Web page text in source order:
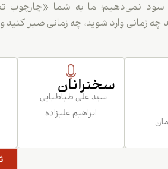
سود نمی‌دهیم؛ ما به شما «چارچوب
چه زمانی وارد شوید، چه زمانی صبر کنید
سخنرانان
سید علی طباطبایی
ابراهیم علیزاده